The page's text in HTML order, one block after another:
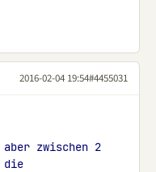
2016-02-04 19:54#4455031
zwischen 2
die